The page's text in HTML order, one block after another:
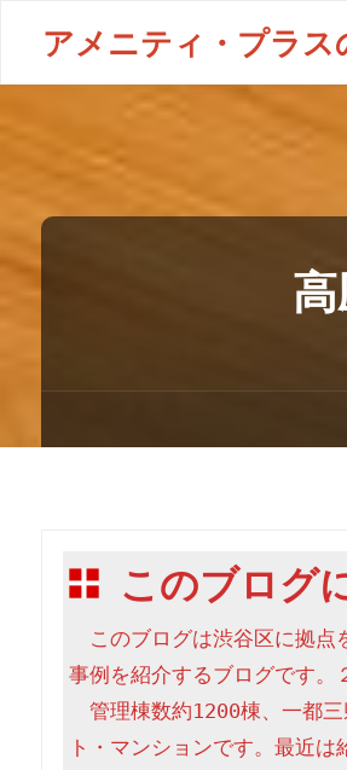
アメニティ・プラス
このブログ
このブログは渋谷区に拠点
事例を紹介するブログです。
管理棟数約1200棟、一都三
ト・マンションです。最近